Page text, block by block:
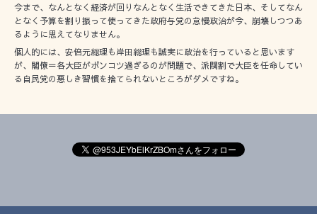
今まで、なんとなく経済が回りなんとなく生活できてきた日本、そしてなん
となく予算を割り振って使ってきた政府与党の怠慢政治が今、崩壊しつつあ
るように思えてなりません。
個人的には、安倍元総理も岸田総理も誠実に政治を行っていると思います
が、閣僚＝各大臣がポンコツ過ぎるのが問題で、派閥割で大臣を任命してい
る自民党の悪しき習慣を捨てられないところがダメですね。